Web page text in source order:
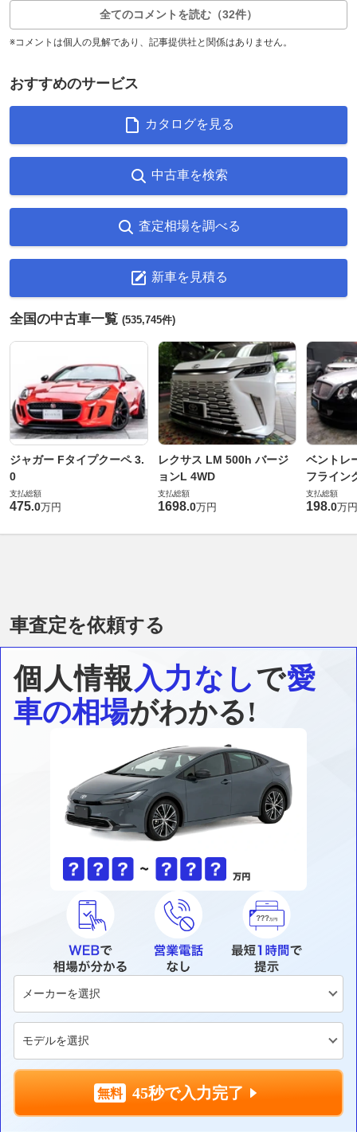
全てのコメントを読む（32件）
※コメントは個人の見解であり、記事提供社と関係はありません。
おすすめのサービス
カタログを見る
中古車を検索
査定相場を調べる
新車を見積る
全国の中古車一覧 (535,745件)
ジャガー Fタイプクーペ 3.
0
支払総額
475.0万円
レクサス LM 500h バージ
ョンL 4WD
支払総額
1698.0万円
ベントレ
フライン
支払総額
198.0万円
車査定を依頼する
個人情報入力なしで愛
車の相場がわかる!
45秒で入力完了